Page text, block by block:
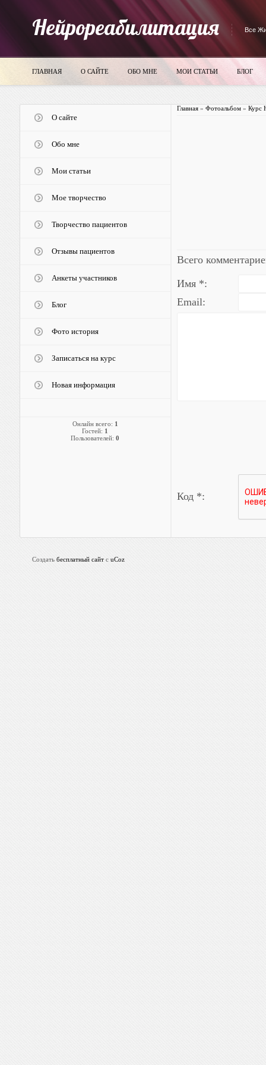
Нейрореабилитация Все
ГЛАВНАЯ О САЙТЕ ОБО МНЕ МОИ СТАТЬИ БЛОГ
О сайте
Обо мне
Мои статьи
Мое творчество
Творчество пациентов
Отзывы пациентов
Анкеты участников
Блог
Фото история
Записаться на курс
Новая информация
Онлайн всего: 1
Гостей: 1
Пользователей: 0
Главная» Фотоальбом» Курс
Всего
Имя *:
Email:
Код *:
Создать бесплатный сайт с uCoz